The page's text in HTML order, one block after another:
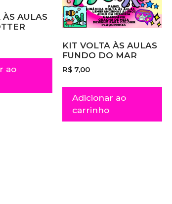
AULAS
ao
KIT VOLTA ÀS AULAS
FUNDO DO MAR
R$7,00
Adicionar ao
carrinho